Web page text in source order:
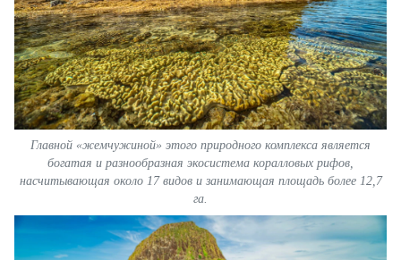
Главной «жемчужиной» этого природного комплекса является
богатая и разнообразная экосистема коралловых рифов,
насчитывающая около 17 видов и занимающая площадь более 12,7
га.